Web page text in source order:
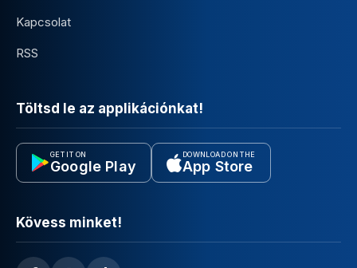
Kapcsolat
RSS
Töltsd le az applikációnkat!
GET IT ON
Google Play
DOWNLOAD ON THE
App Store
Kövess minket!